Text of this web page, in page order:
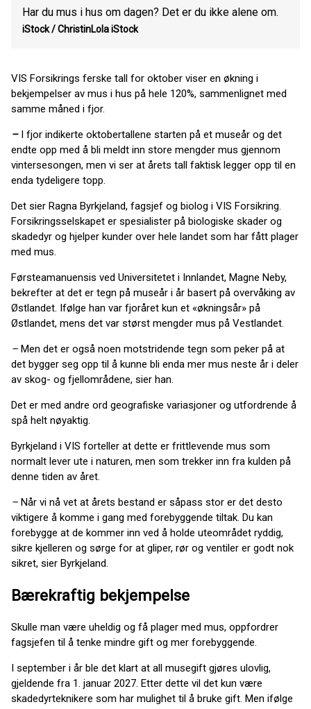
Har du mus i hus om dagen? Det er du ikke alene om.
iStock / ChristinLolaiStock
VIS Forsikrings ferske tall for oktober viser en økning i
bekjempelser av mus i hus på hele 120%, sammenlignet med
samme måned i fjor.
– I fjor indikerte oktobertallene starten på et museår og det
endte opp med å bli meldt inn store mengder mus gjennom
vintersesongen, men vi ser at årets tall faktisk legger opp til en
enda tydeligere topp.
Det sier Ragna Byrkjeland, fagsjef og biolog i VIS Forsikring.
Forsikringsselskapet er spesialister på biologiske skader og
skadedyr og hjelper kunder over hele landet som har fått plager
med mus.
Førsteamanuensis ved Universitetet i Innlandet, Magne Neby,
bekrefter at det er tegn på museår i år basert på overvåking av
Østlandet. Ifølge han var fjoråret kun et «økningsår» på
Østlandet, mens det var størst mengder mus på Vestlandet.
– Men det er også noen motstridende tegn som peker på at
det bygger seg opp til å kunne bli enda mer mus neste år i deler
av skog- og fjellområdene, sier han.
Det er med andre ord geografiske variasjoner og utfordrende å
spå helt nøyaktig.
Byrkjeland i VIS forteller at dette er frittlevende mus som
normalt lever ute i naturen, men som trekker inn fra kulden på
denne tiden av året.
– Når vi nå vet at årets bestand er såpass stor er det desto
viktigere å komme i gang med forebyggende tiltak. Du kan
forebygge at de kommer inn ved å holde uteområdet ryddig,
sikre kjelleren og sørge for at gliper, rør og ventiler er godt nok
sikret, sier Byrkjeland.
Bærekraftig bekjempelse
Skulle man være uheldig og få plager med mus, oppfordrer
fagsjefen til å tenke mindre gift og mer forebyggende.
I september i år ble det klart at all musegift gjøres ulovlig,
gjeldende fra 1. januar 2027. Etter dette vil det kun være
skadedyrteknikere som har mulighet til å bruke gift. Men ifølge